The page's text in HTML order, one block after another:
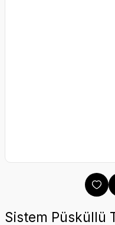
Sistem Püsküllü